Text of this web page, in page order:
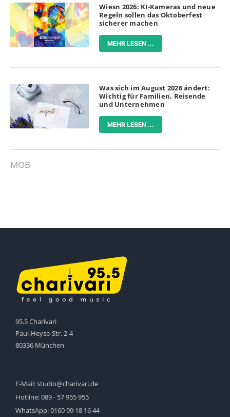
Wiesn 2026: KI-Kameras und neue
Regeln sollen das Oktoberfest
sicherer machen
MEHR LESEN ...
Was sich im August 2026 ändert:
Wichtig für Familien, Reisende
und Unternehmen
MEHR LESEN ...
MOB
95.5 Charivari
Paul-Heyse-Str. 2-4
80336 München
E-Mail:studio@charivari.de
Hotline:089 - 57 955 955
WhatsApp:0160 99 18 16 44